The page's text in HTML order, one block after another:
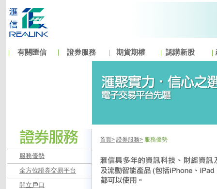
有關匯信 證券服務 期貨期權 認購新股
服務優勢
全方位證券交易平台
開立戶口
首頁> 證券服務> 服務優勢